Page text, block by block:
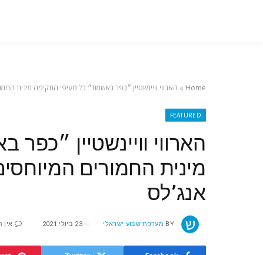
Home
» הארווי וויינשטיין ״כפר באשמת״ כל סעיפי התקיפה מינית
FEATURED
הארווי וויינשטיין
מינית החמורים
אנג’לס
BY מערכת שבוע ישראלי 23 ביולי 2021 אין